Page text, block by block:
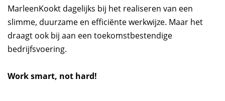
MarleenKookt dagelijks bij het realiseren van een
slimme, duurzame en efficiënte werkwijze. Maar het
draagt ook bij aan een toekomstbestendige
bedrijfsvoering.
Work smart, not hard!